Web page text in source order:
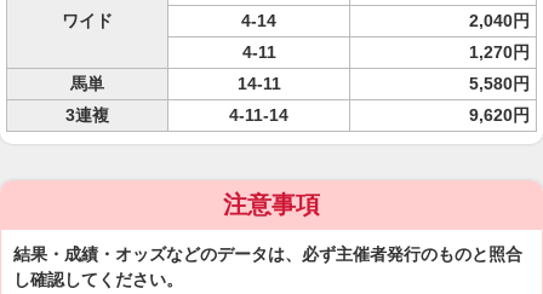
ワイド
4-14
2,040円
4-11
1,270円
馬単
14-11
5,580円
3連複
4-11-14 9,620円
注意事項
結果・成績・オッズなどのデータは、必ず主催者発行のものと照合
し確認してください。